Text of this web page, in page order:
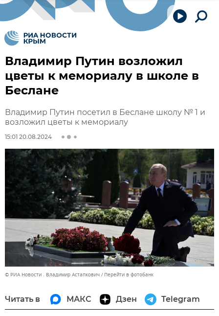
Владимир Путин возложил
цветы к мемориалу в школе в
Беслане
Владимир Путин посетил в Беслане школу № 1 и
возложил цветы к мемориалу
15:01 20.08.2024
© РИА Новости . Владимир Астапкович Перейти в фотобанк
Читать в МАКС Дзен Telegram